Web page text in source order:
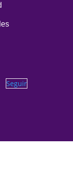
Seguir